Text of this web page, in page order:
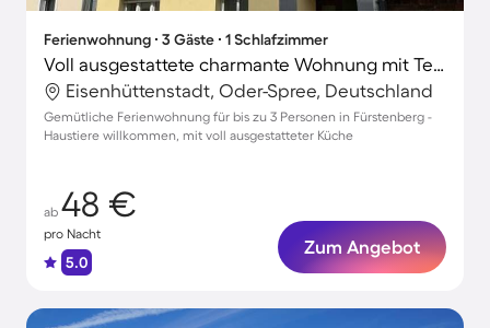
Ferienwohnung ∙ 3 Gäste ∙ 1 Schlafzimmer
Voll ausgestattete charmante Wohnung mit Terrasse und Grill | Haustiere sind willkommen
Eisenhüttenstadt, Oder-Spree, Deutschland
Gemütliche Ferienwohnung für bis zu 3 Personen in Fürstenberg -
Haustiere willkommen, mit voll ausgestatteter Küche
ab 48 €
pro Nacht
5.0
Zum Angebot